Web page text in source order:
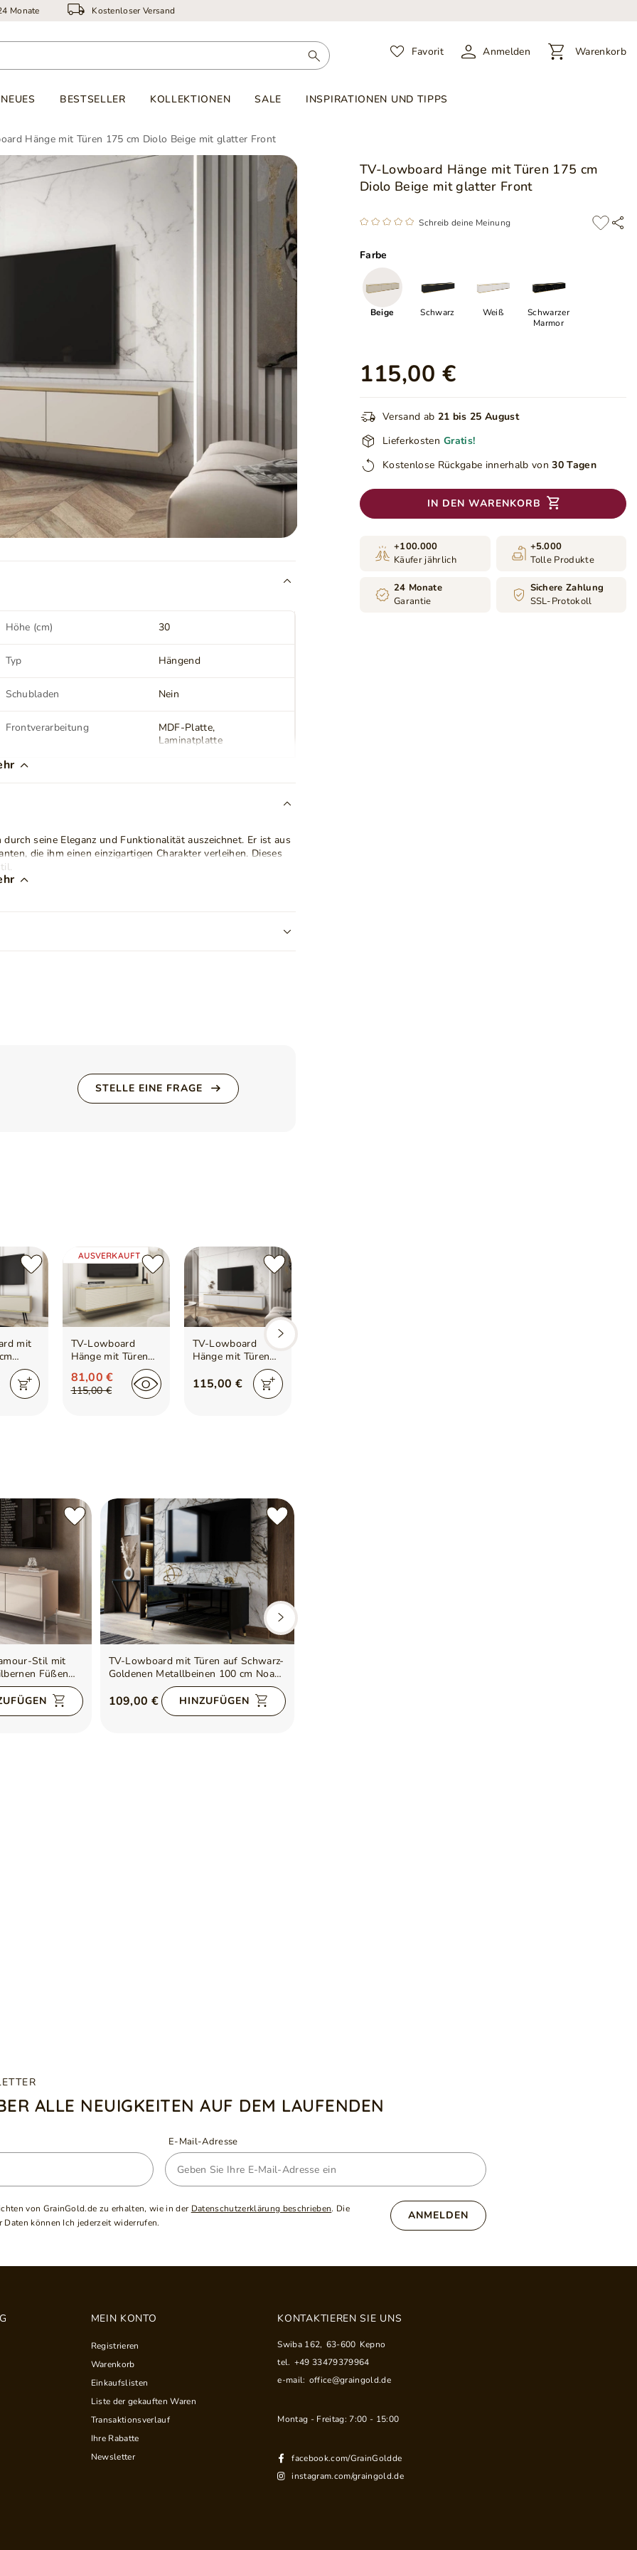
Monate Kostenloser Versand
Favorit Anmelden Warenkorb
NEUES BESTSELLER KOLLEKTIONEN SALE INSPIRATIONEN UND TIPPS
Hänge mit Türen 175 cm Diolo Beige mit glatter Front
TV-Lowboard Hänge mit Türen 175 cm
Diolo Beige mit glatter Front
Schreib deine Meinung
Farbe
Beige Schwarz Weiß
Schwarzer
Marmor
115,00 €
Versand ab 21 bis 25 August
Lieferkosten Gratis!
Kostenlose Rückgabe innerhalb von 30 Tagen
IN DEN WARENKORB
+100.000
Käufer jährlich
+5.000
Tolle Produkte
24 Monate
Garantie
Sichere Zahlung
SSL-Protokoll
Höhe (cm) 30
Typ Hängend
Schubladen Nein
Frontverarbeitung
MDF-Platte
Laminatplatte
Gewicht 24 kg
seine Eleganz und Funktionalität auszeichnet. Er ist aus
die ihm einen einzigartigen Charakter verleihen. Dieses
STELLE EINE FRAGE
mit
mit
auf
Beinen
AUSVERKAUFT
TV-Lowboard
Hänge mit Türen
135 cm Diolo Beige
mit geriffelter
Vorderseite
115,00 €
81,00 €
TV-Lowboard
Hänge mit Türen
175 cm Diolo Weiß
mit glatter Front
115,00 €
Stil mit
Füßen
TV-Lowboard mit Türen auf Schwarz-
Goldenen Metallbeinen 100 cm Noaé
Schwarz Hochglanz
109,00 € HINZUFÜGEN
ALLE NEUIGKEITEN AUF DEM LAUFENDEN
E-Mail-Adresse
von GrainGold.de zu erhalten, wie in der Datenschutzerklärung beschrieben. Die
können Ich jederzeit widerrufen.
ANMELDEN
MEIN KONTO
Registrieren
Warenkorb
Einkaufslisten
Liste der gekauften Waren
Transaktionsverlauf
Ihre Rabatte
Newsletter
KONTAKTIEREN SIE UNS
Swiba 162, 63-600 Kepno
tel. +49 33479379964
e-mail: office@graingold.de
Montag - Freitag: 7:00 - 15:00
facebook.com/GrainGoldde
instagram.com/graingold.de